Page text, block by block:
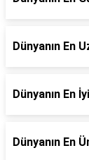
Dünyanın En
Dünyanın En
Dünyanın En